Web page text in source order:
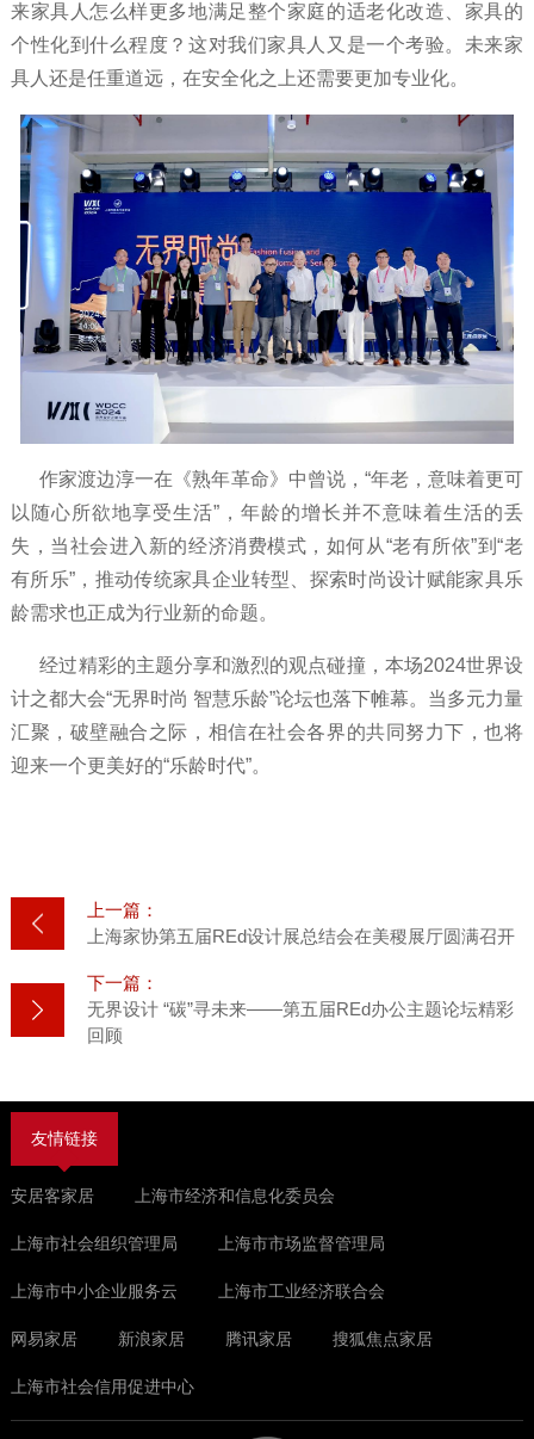
来家具人怎么样更多地满足整个家庭的适老化改造、家具的
个性化到什么程度？这对我们家具人又是一个考验。未来家
具人还是任重道远，在安全化之上还需要更加专业化。
作家渡边淳一在《熟年革命》中曾说，“年老，意味着更可
以随心所欲地享受生活”，年龄的增长并不意味着生活的丢
失，当社会进入新的经济消费模式，如何从“老有所依”到“老
有所乐”，推动传统家具企业转型、探索时尚设计赋能家具乐
龄需求也正成为行业新的命题。
经过精彩的主题分享和激烈的观点碰撞，本场2024世界设
计之都大会“无界时尚 智慧乐龄”论坛也落下帷幕。当多元力量
汇聚，破壁融合之际，相信在社会各界的共同努力下，也将
迎来一个更美好的“乐龄时代”。
上一篇：
上海家协第五届REd设计展总结会在美稷展厅圆满召开
下一篇：
无界设计 “碳”寻未来——第五届REd办公主题论坛精彩
回顾
友情链接
安居客家居 上海市经济和信息化委员会
上海市社会组织管理局 上海市市场监督管理局
上海市中小企业服务云 上海市工业经济联合会
网易家居 新浪家居 腾讯家居 搜狐焦点家居
上海市社会信用促进中心